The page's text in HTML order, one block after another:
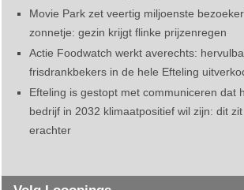
Movie Park zet veertig miljoenste
zonnetje: gezin krijgt flinke prijzenregen
Actie Foodwatch werkt averechts:
frisdrankbekers in de hele Efteling
Efteling is gestopt met communiceren dat
bedrijf in 2032 klimaatpositief wil zijn: dit zit
erachter